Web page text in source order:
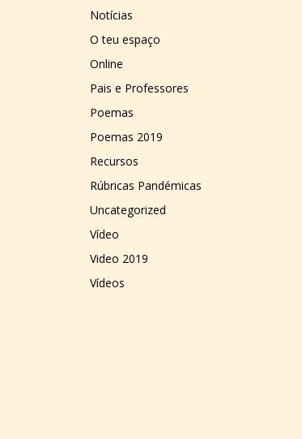
Notícias
O teu espaço
Online
Pais e Professores
Poemas
Poemas 2019
Recursos
Rúbricas Pandémicas
Uncategorized
Vídeo
Video 2019
Vídeos